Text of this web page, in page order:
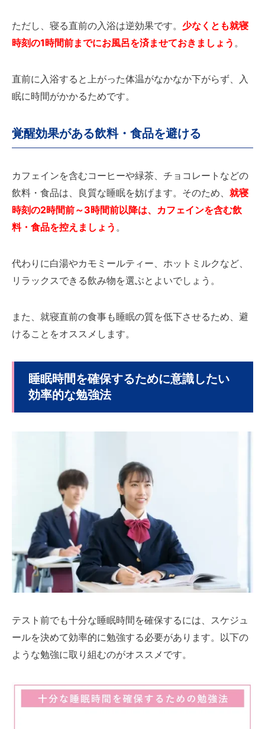
ただし、寝る直前の入浴は逆効果です。 少なくとも就寝
時刻の1時間前までにお風呂を済ませておきましょう 。
直前に入浴すると上がった体温がなかなか下がらず、入
眠に時間がかかるためです。
覚醒効果がある飲料・食品を避ける
カフェインを含むコーヒーや緑茶、チョコレートなどの
飲料・食品は、良質な睡眠を妨げます。そのため、 就寝
時刻の2時間前～3時間前以降は、カフェインを含む飲
料・食品を控えましょう 。
代わりに白湯やカモミールティー、ホットミルクなど、
リラックスできる飲み物を選ぶとよいでしょう。
また、就寝直前の食事も睡眠の質を低下させるため、避
けることをオススメします。
睡眠時間を確保するために意識したい
効率的な勉強法
テスト前でも十分な睡眠時間を確保するには、スケジュ
ールを決めて効率的に勉強する必要があります。以下の
ような勉強に取り組むのがオススメです。